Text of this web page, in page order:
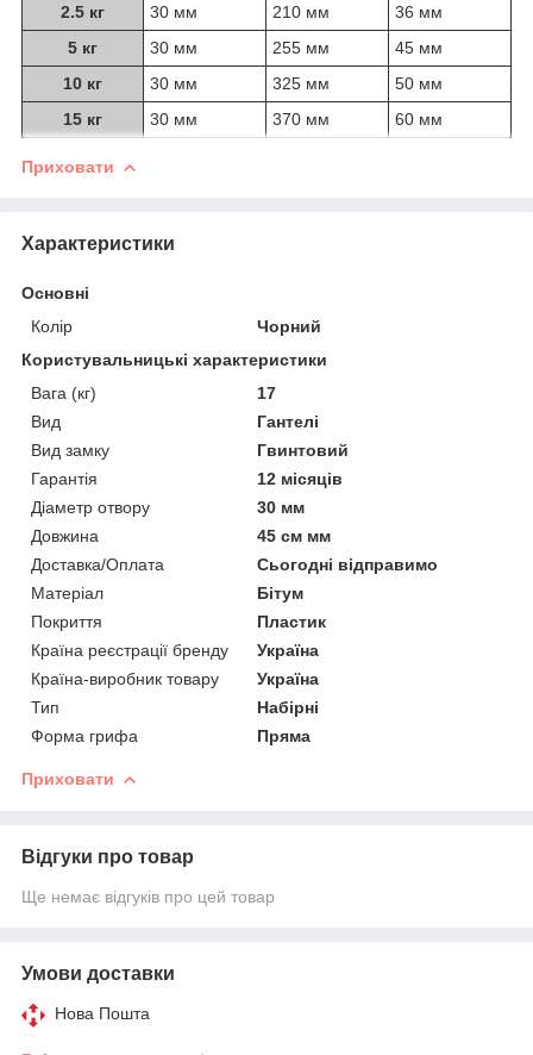
2.5 кг
30 мм 210 мм
36 мм
5 кг
30 мм 255 мм
45 мм
10 кг
30 мм 325 мм
50 мм
15 кг
30 мм 370 мм 60 мм
Приховати
Характеристики
Основні
Колір
Чорний
Користувальницькі характеристики
Вага (кг)
17
Вид
Гантелі
Вид замку
Гвинтовий
Гарантія
12 місяців
Діаметр отвору
30 мм
Довжина
45 см мм
Доставка/Оплата
Сьогодні відправимо
Матеріал
Бітум
Покриття
Пластик
Країна реєстрації бренду
Україна
Країна-виробник товару
Україна
Тип
Набірні
Форма грифа
Пряма
Приховати
Відгуки про товар
Ще немає відгуків про цей товар
Умови доставки
Нова Пошта